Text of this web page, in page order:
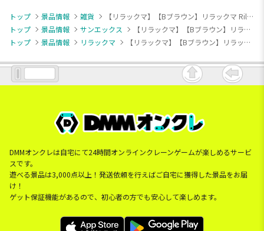
トップ 景品情報 雑貨
【リラックマ】【Bブラウン】リラックマ Rilakkuma Style 電動ペッパーミル
トップ
景品情報 サンエックス
【リラックマ】【Bブラウン】リラックマ Rilakkuma Style 電動ペッパーミル
トップ
景品情報 リラックマ 【リラックマ】【Bブラウン】リラックマ Rilakkuma Style 電動ペッパーミル
DMMオンクレは自宅にて24時間オンラインクレーンゲームが楽しめるサービ
スです。
遊べる景品は3,000点以上！発送依頼を行えばご自宅に獲得した景品をお届
け！
ゲット保証機能があるので、初心者の方でも安心して楽しめます。